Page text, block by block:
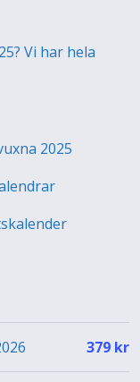
Vi har hela
2025
379 kr